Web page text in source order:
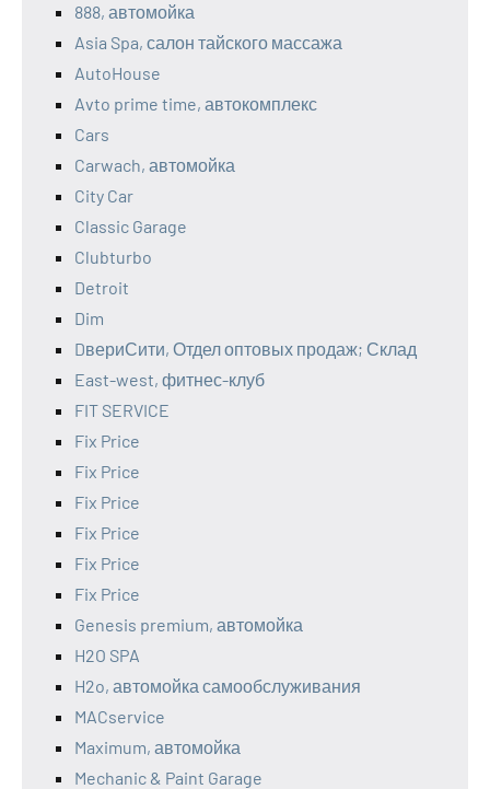
888, автомойка
Asia Spa, салон тайского массажа
AutoHouse
Avto prime time, автокомплекс
Cars
Carwach, автомойка
City Car
Classic Garage
Clubturbo
Detroit
Dim
DвериСити, Отдел оптовых продаж; Склад
East-west, фитнес-клуб
FIT SERVICE
Fix Price
Fix Price
Fix Price
Fix Price
Fix Price
Fix Price
Genesis premium, автомойка
H2O SPA
H2o, автомойка самообслуживания
MACservice
Maximum, автомойка
Mechanic & Paint Garage